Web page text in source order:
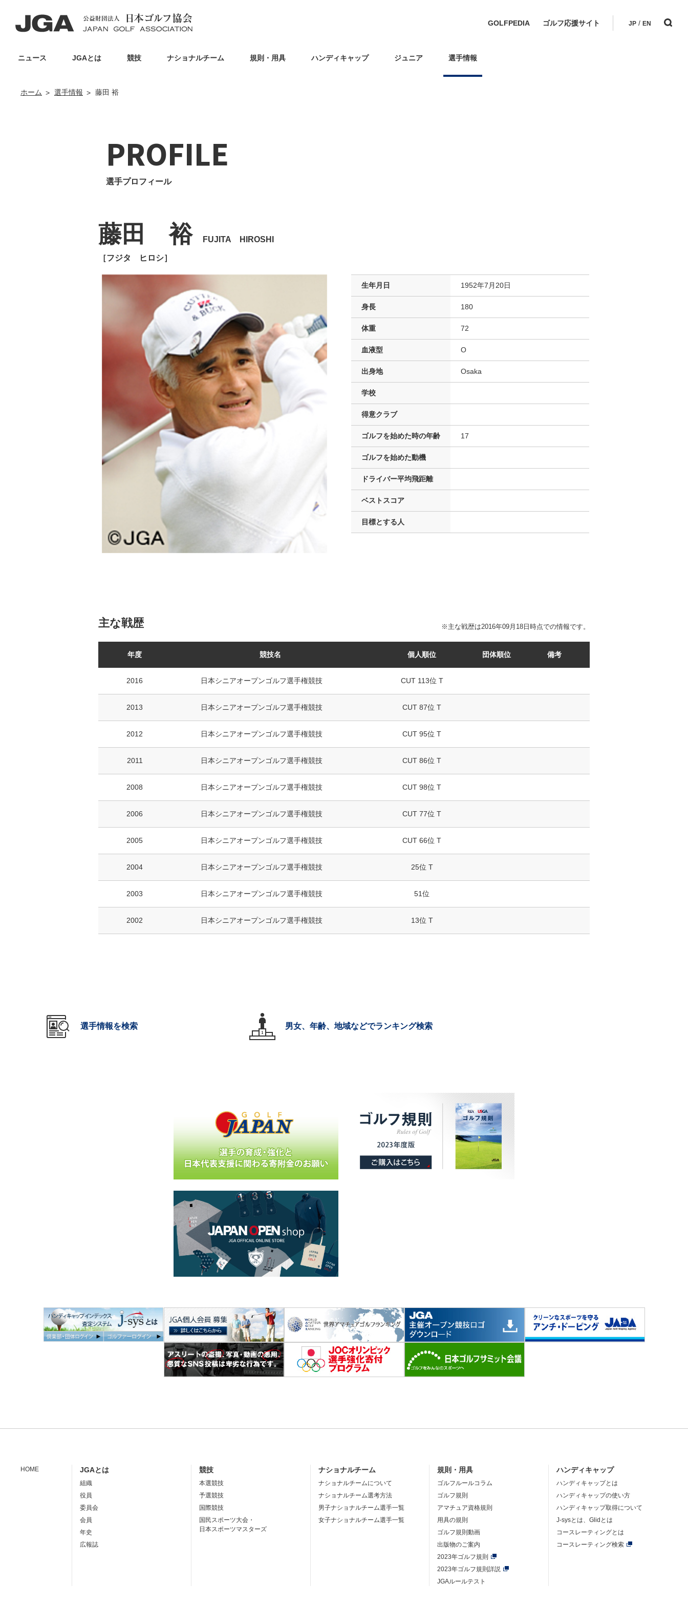
GOLFPEDIA ゴルフ応援サイト JP / EN
ニュース JGAとは 競技 ナショナルチーム 規則・用具 ハンディキャップ ジュニア 選手情報
ホーム 選手情報 藤田 裕
PROFILE
選手プロフィール
藤田 裕 FUJITA HIROSHI
［フジタ ヒロシ］
生年月日 1952年7月20日
身長 180
体重 72
血液型 O
出身地 Osaka
学校
得意クラブ
ゴルフを始めた時の年齢 17
ゴルフを始めた動機
ドライバー平均飛距離
ベストスコア
目標とする人
主な戦歴 ※主な戦歴は2016年09月18日時点での情報です。
年度 競技名 個人順位 団体順位 備考
2016 日本シニアオープンゴルフ選手権競技 CUT 113位 T
2013 日本シニアオープンゴルフ選手権競技 CUT 87位 T
2012 日本シニアオープンゴルフ選手権競技 CUT 95位 T
2011 日本シニアオープンゴルフ選手権競技 CUT 86位 T
2008 日本シニアオープンゴルフ選手権競技 CUT 98位 T
2006 日本シニアオープンゴルフ選手権競技 CUT 77位 T
2005 日本シニアオープンゴルフ選手権競技 CUT 66位 T
2004 日本シニアオープンゴルフ選手権競技 25位 T
2003 日本シニアオープンゴルフ選手権競技 51位
2002 日本シニアオープンゴルフ選手権競技 13位 T
選手情報を検索 男女、年齢、地域などでランキング検索
HOME JGAとは
組織
役員
委員会
会員
年史
広報誌
競技
本選競技
予選競技
国際競技
国民スポーツ大会・
日本スポーツマスターズ
ナショナルチーム
ナショナルチームについて
ナショナルチーム選考方法
男子ナショナルチーム選手一覧
女子ナショナルチーム選手一覧
規則・用具
ゴルフルールコラム
ゴルフ規則
アマチュア資格規則
用具の規則
ゴルフ規則動画
出版物のご案内
2023年ゴルフ規則
2023年ゴルフ規則詳説
JGAルールテスト
ハンディキャップ
ハンディキャップとは
ハンディキャップの使い方
ハンディキャップ取得について
J-sysとは、Glidとは
コースレーティングとは
コースレーティング検索